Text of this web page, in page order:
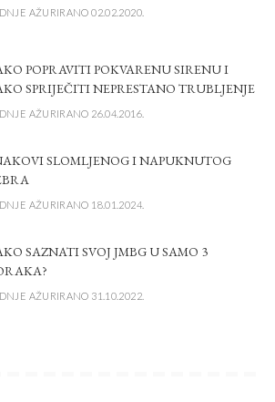
AŽURIRANO 02.02.2020.
POPRAVITI POKVARENU SIRENU I
SPRIJEČITI NEPRESTANO TRUBLJENJE
AŽURIRANO 26.04.2016.
SLOMLJENOG I NAPUKNUTOG
AŽURIRANO 18.01.2024.
SAZNATI SVOJ JMBG U SAMO 3
AŽURIRANO 31.10.2022.